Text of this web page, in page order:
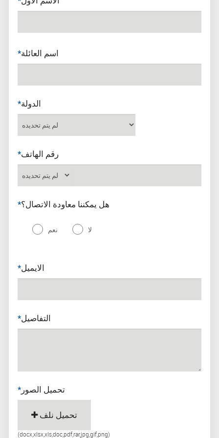
العمل في جافرون
سريري
*اسم العائلة
*الدولة
*رقم الهاتف
*هل يمكننا معاودة الاتصال؟
نعم لا
*الايميل
*التفاصيل
*تحميل الصور
تحميل نلف
(docx,xlsx,xls,doc,pdf,rar,jpg,gif,png)